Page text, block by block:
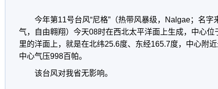
今年第11号台风“尼格”（热带风暴级，Nalgae；名
气，自由翱翔）今天08时在西北太平洋面上生成，中心
里的洋面上，就是在北纬25.6度、东经165.7度，中心附
中心气压998百帕。
该台风对我省无影响。